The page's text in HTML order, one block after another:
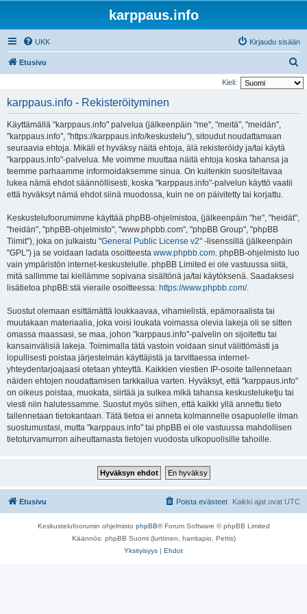
karppaus.info
UKK Kirjaudu sisään
Etusivu
t
Kieli:
karppaus.info - Rekisteröityminen
Käyttämällä "karppaus.info" palvelua (jälkeenpäin "me", "meitä", "meidän",
"karppaus.info", "https://karppaus.info/keskustelu"), sitoudut noudattamaan
seuraavia ehtoja. Mikäli et hyväksy näitä ehtoja, älä rekisteröidy ja/tai käytä
"karppaus.info"-palvelua. Me voimme muuttaa näitä ehtoja koska tahansa ja
teemme parhaamme informoidaksemme sinua. On kuitenkin suositeltavaa
lukea nämä ehdot säännöllisesti, koska "karppaus.info"-palvelun käyttö vaatii
että hyväksyt nämä ehdot siinä muodossa, kuin ne on päivitetty tai korjattu.
Keskustelufoorumimme käyttää phpBB-ohjelmistoa, (jälkeenpäin "he", "heidät",
"heidän", "phpBB-ohjelmisto", "www.phpbb.com", "phpBB Group", "phpBB
Tiimit"), joka on julkaistu "General Public License v2" -lisenssillä (jälkeenpäin
"GPL") ja se voidaan ladata osoitteesta www.phpbb.com. phpBB-ohjelmisto luo
vain ympäristön internet-keskustelulle. phpBB Limited ei ole vastuussa siitä,
mitä sallimme tai kiellämme sopivana sisältönä ja/tai käytöksenä. Saadaksesi
lisätietoa phpBB:stä vieraile osoitteessa: https://www.phpbb.com/.
Suostut olemaan esittämättä loukkaavaa, vihamielistä, epämoraalista tai
muutakaan materiaalia, joka voisi loukata voimassa olevia lakeja oli se sitten
omassa maassasi, se maa, johon "karppaus.info"-palvelin on sijoitettu tai
kansainvälisiä lakeja. Toimimalla tätä vastoin voidaan sinut välittömästi ja
lopullisesti poistaa järjestelmän käyttäjistä ja tarvittaessa internet-
yhteydentarjoajaasi otetaan yhteyttä. Kaikkien viestien IP-osoite tallennetaan
näiden ehtojen noudattamisen tarkkailua varten. Hyväksyt, että "karppaus.info"
on oikeus poistaa, muokata, siirtää ja sulkea mikä tahansa keskusteluketju tai
viesti niin halutessamme. Suostut myös siihen, että kaikki yllä annettu tieto
tallennetaan tietokantaan. Tätä tietoa ei anneta kolmannelle osapuolelle ilman
suostumustasi, mutta "karppaus.info" tai phpBB ei ole vastuussa mahdollisen
tietoturvamurron aiheuttamasta tietojen vuodosta ulkopuolisille tahoille.
Etusivu Kaikki ajat ovat UTC
Poista evästeet
Keskustelufoorumin ohjelmisto phpBB® Forum Software © phpBB Limited
Käännös: phpBB Suomi (lurttinen, harritapio, Pettis)
Yksityisyys | Ehdot